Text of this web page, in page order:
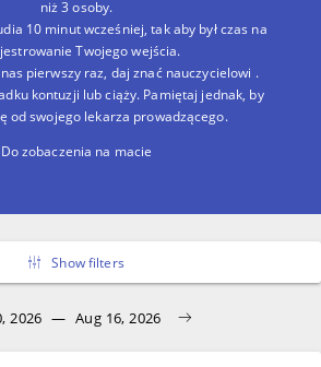
niż 3 osoby.
10 minut wcześniej, tak aby był czas na
Twojego wejścia.
pierwszy raz, daj znać nauczycielowi .
kontuzji lub ciąży. Pamiętaj jednak, by
od swojego lekarza prowadzącego.
Do zobaczenia na macie
Show filters
2026 — Aug 16, 2026